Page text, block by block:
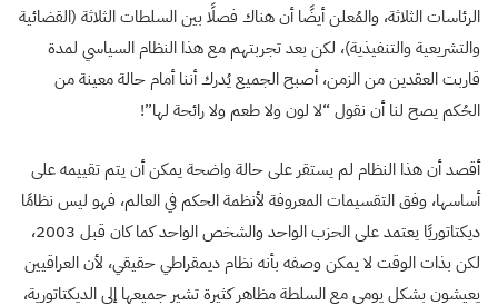
الرئاسات الثلاثة، والمُعلن أيضًا أن هناك فصلًا بين السلطات الثلاثة (القضائية
والتشريعية والتنفيذية)، لكن بعد تجربتهم مع هذا النظام السياسي لمدة
قاربت العقدين من الزمن، أصبح الجميع يُدرك أننا أمام حالة معينة من
الحُكم يصح لنا أن نقول “لا لون ولا طعم ولا رائحة لها”!
أقصد أن هذا النظام لم يستقر على حالة واضحة يمكن أن يتم تقييمه على
أساسها، وفق التقسيمات المعروفة لأنظمة الحكم في العالم، فهو ليس نظامًا
ديكتاتوريًا يعتمد على الحزب الواحد والشخص الواحد كما كان قبل 2003،
لكن بذات الوقت لا يمكن وصفه بأنه نظام ديمقراطي حقيقي، لأن العراقيين
يعيشون بشكل يومي مع السلطة مظاهر كثيرة تشير جميعها إلى الديكتاتورية،